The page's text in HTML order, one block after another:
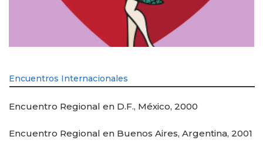
Encuentros Internacionales
Encuentro Regional en D.F., México, 2000
Encuentro Regional en Buenos Aires, Argentina, 2001